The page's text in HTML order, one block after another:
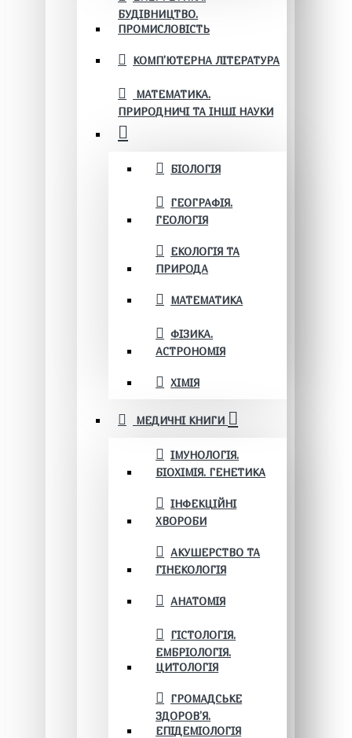
БУДІВНИЦТВО.
ПРОМИСЛОВІСТЬ
КОМП'ЮТЕРНА ЛІТЕРАТУРА
МАТЕМАТИКА.
ПРИРОДНИЧІ ТА ІНШІ НАУКИ
БІОЛОГІЯ
ГЕОГРАФІЯ.
ГЕОЛОГІЯ
ЕКОЛОГІЯ ТА
ПРИРОДА
МАТЕМАТИКА
ФІЗИКА.
АСТРОНОМІЯ
ХІМІЯ
МЕДИЧНІ КНИГИ
ІМУНОЛОГІЯ.
БІОХІМІЯ. ГЕНЕТИКА
ІНФЕКЦІЙНІ
ХВОРОБИ
АКУШЕРСТВО ТА
ГІНЕКОЛОГІЯ
АНАТОМІЯ
ГІСТОЛОГІЯ.
ЕМБРІОЛОГІЯ.
ЦИТОЛОГІЯ
ГРОМАДСЬКЕ
ЗДОРОВ’Я.
ЕПІДЕМІОЛОГІЯ